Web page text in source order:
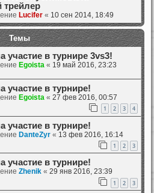
Lucifer « 10 сен 2014, 18:49
Темы
участие в турнире 3vs3!
Egoista « 19 май 2016, 23:23
участие в турнире!
Egoista « 27 фев 2016, 00:57
1 2 3 4
участие в турнире!
DanteZyr « 13 фев 2016, 16:14
1 2 3
участие в турнире!
Zhenik « 29 янв 2016, 23:39
1 2 3